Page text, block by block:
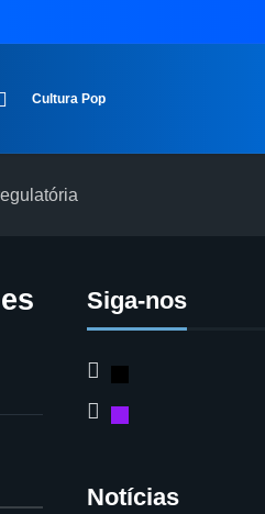
Cultura Pop
Siga-nos
Notícias